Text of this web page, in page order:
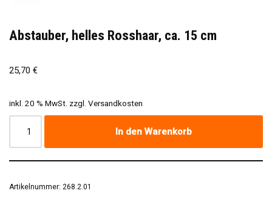
Abstauber, helles Rosshaar, ca. 15 cm
25,70 €
inkl. 20 % MwSt. zzgl. Versandkosten
In den Warenkorb
Artikelnummer: 268.2.01